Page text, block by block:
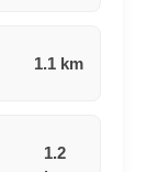
1.1 km
1.2